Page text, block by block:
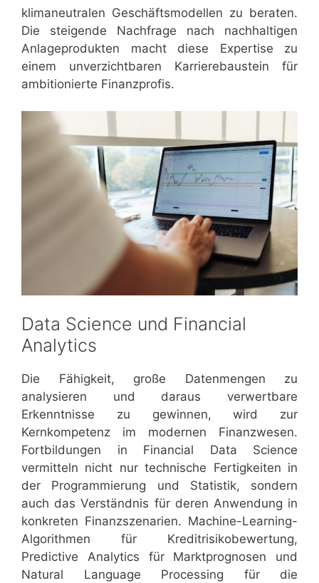
klimaneutralen Geschäftsmodellen zu beraten.
Die steigende Nachfrage nach nachhaltigen
Anlageprodukten macht diese Expertise zu
einem unverzichtbaren Karrierebaustein für
ambitionierte Finanzprofis.
Data Science und Financial
Analytics
Die Fähigkeit, große Datenmengen zu
analysieren und daraus verwertbare
Erkenntnisse zu gewinnen, wird zur
Kernkompetenz im modernen Finanzwesen.
Fortbildungen in Financial Data Science
vermitteln nicht nur technische Fertigkeiten in
der Programmierung und Statistik, sondern
auch das Verständnis für deren Anwendung in
konkreten Finanzszenarien. Machine-Learning-
Algorithmen für Kreditrisikobewertung,
Predictive Analytics für Marktprognosen und
Natural Language Processing für die